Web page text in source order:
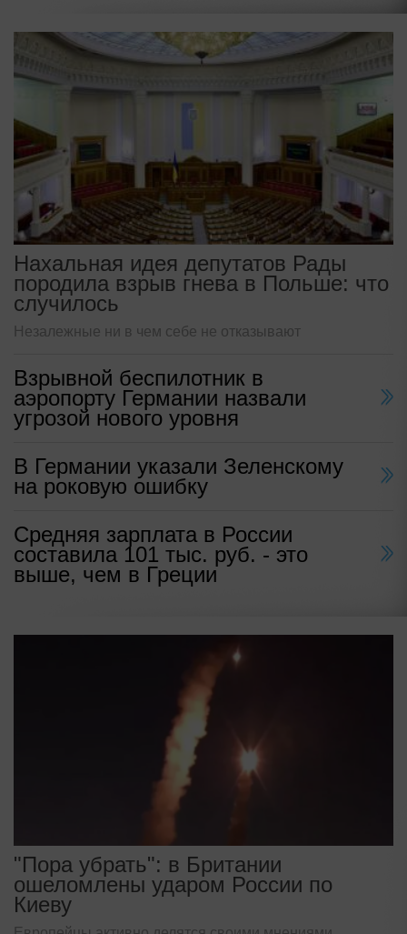
Нахальная идея депутатов Рады
породила взрыв гнева в Польше: что
случилось
Незалежные ни в чем себе не отказывают
Взрывной беспилотник в
аэропорту Германии назвали
угрозой нового уровня
В Германии указали Зеленскому
на роковую ошибку
Средняя зарплата в России
составила 101 тыс. руб. - это
выше, чем в Греции
"Пора убрать": в Британии
ошеломлены ударом России по
Киеву